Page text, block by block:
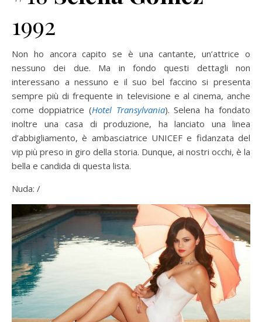
1992
Non ho ancora capito se è una cantante, un’attrice o
nessuno dei due. Ma in fondo questi dettagli non
interessano a nessuno e il suo bel faccino si presenta
sempre più di frequente in televisione e al cinema, anche
come doppiatrice (Hotel Transylvania). Selena ha fondato
inoltre una casa di produzione, ha lanciato una linea
d’abbigliamento, è ambasciatrice UNICEF e fidanzata del
vip più preso in giro della storia. Dunque, ai nostri occhi, è la
bella e candida di questa lista.
Nuda: /